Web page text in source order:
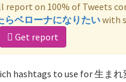
report on 100% of Tweets
らベローナになりたいwith
Get report
hashtags to use for 生ま